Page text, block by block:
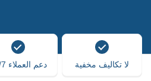
لا تكاليف مخفية دعم العملاء 24/7